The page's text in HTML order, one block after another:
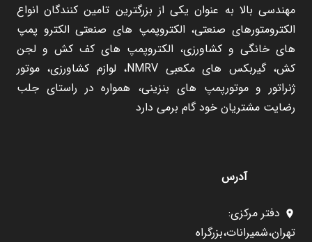
مهندسی بالا به عنوان یکی از بزرگترین تامین کنندگان انواع
الکترومتورهای صنعتی، الکتروپمپ های صنعتی الکترو پمپ
های خانگی و کشاورزی، الکتروپمپ های کف کش و لجن
کش، گیربکس های مکعبی NMRV، لوازم کشاورزی، موتور
ژنراتور و موتورپمپ های بنزینی، همواره در راستای جلب
رضایت مشتریان خود گام برمی دارد
آدرس
location_on
دفتر مرکزی:
تهران،شمیرانات،بزرگراه